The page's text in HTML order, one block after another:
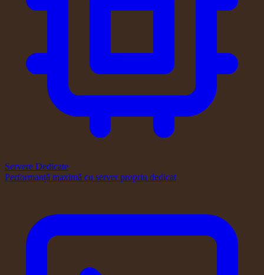
Servere Dedicate
Performanță maximă cu server propriu dedicat